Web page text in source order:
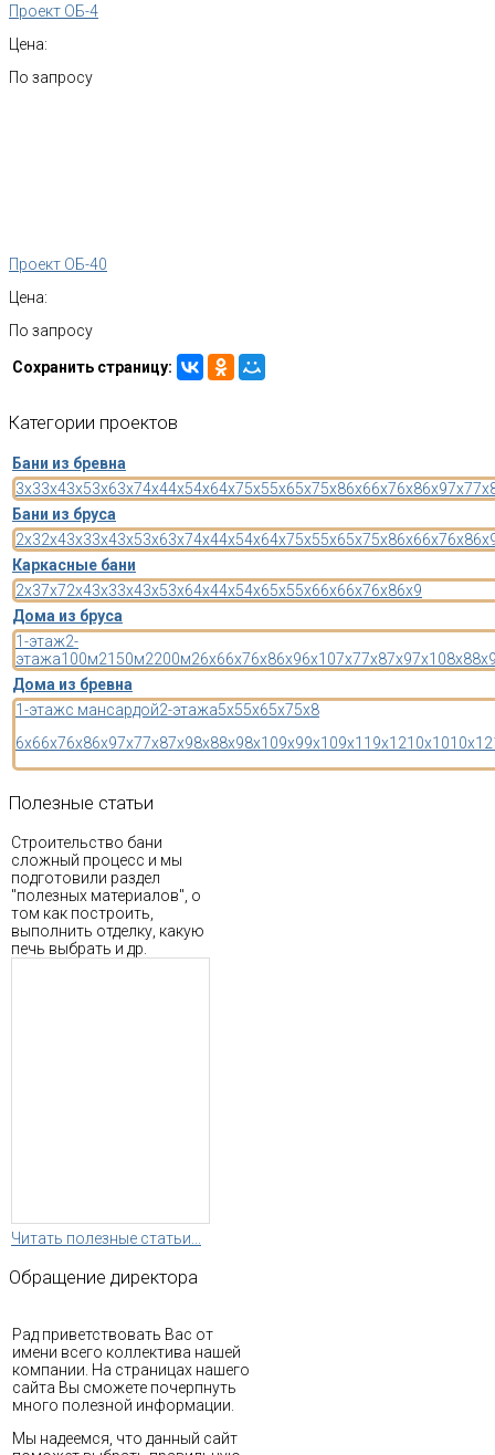
Проект ОБ-4
Цена:
По запросу
Проект ОБ-40
Цена:
По запросу
Сохранить страницу:
Категории проектов
Бани из бревна
3x33x43x53x63x74x44x54x64x75x55x65x75x86x66x76x86x97x7
Бани из бруса
2x32x43x33x43x53x63x74x44x54x64x75x55x65x75x86x66x76x8
Каркасные бани
2x37x72x43x33x43x53x64x44x54x65x55x66x66x76x86x9
Дома из бруса
1-этаж2-
этажа100м2150м2200м26x66x76x86x96x107x77x87x97x108x8
Дома из бревна
1-этажс мансардой2-этажа5x55x65x75x8
6x66x76x86x97x77x87x98x88x98x109x99x109x11 9x1210x1010x12
Полезные статьи
Строительство бани
сложный процесс и мы
подготовили раздел
"полезных материалов", о
том как построить,
выполнить отделку, какую
печь выбрать и др.
Читать полезные статьи...
Обращение директора
Рад приветствовать Вас от
имени всего коллектива нашей
компании. На страницах нашего
сайта Вы сможете почерпнуть
много полезной информации.
Мы надеемся, что данный сайт